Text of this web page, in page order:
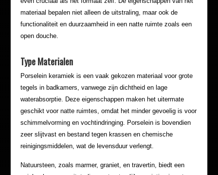
materiaal bepalen niet alleen de uitstraling, maar ook de
functionaliteit en duurzaamheid in een natte ruimte zoals een
open douche.
Type Materialen
Porselein keramiek is een vaak gekozen materiaal voor grote
tegels in badkamers, vanwege zijn dichtheid en lage
waterabsorptie. Deze eigenschappen maken het uitermate
geschikt voor natte ruimtes, omdat het minder gevoelig is voor
schimmelvorming en vochtindringing. Porselein is bovendien
zeer slijtvast en bestand tegen krassen en chemische
reinigingsmiddelen, wat de levensduur verlengt.
Natuursteen, zoals marmer, graniet, en travertin, biedt een